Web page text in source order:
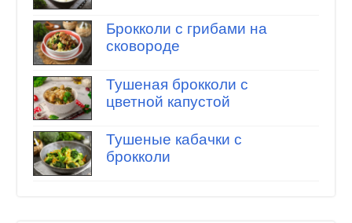
Брокколи с грибами на
сковороде
Тушеная брокколи с
цветной капустой
Тушеные кабачки с
брокколи